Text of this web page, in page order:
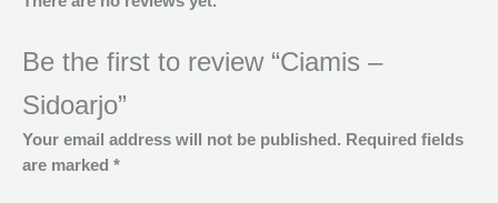
Be the first to review “Ciamis –
Sidoarjo”
Your email address will not be published. Required fields
are marked *